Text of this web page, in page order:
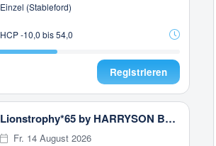
Einzel (Stableford)
HCP -10,0 bis 54,0
Registrieren
Lionstrophy*65 by HARRYSON Businesswear
Fr. 14 August 2026